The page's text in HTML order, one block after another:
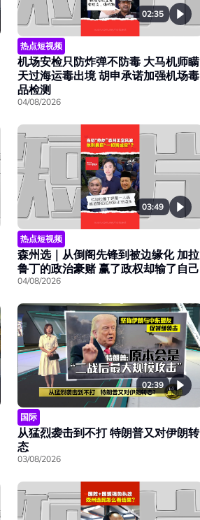
02:35
热点短视频
机场安检只防炸弹不防毒 大马机师瞒
天过海运毒出境 胡申承诺加强机场毒
品检测
04/08/2026
03:49
热点短视频
森州选｜从倒阁先锋到被边缘化 加拉
鲁丁的政治豪赌 赢了政权却输了自己
04/08/2026
02:39
国际
从猛烈袭击到不打 特朗普又对伊朗转
态
03/08/2026